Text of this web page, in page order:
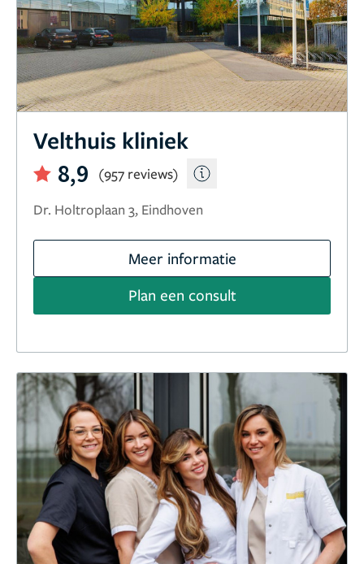
Velthuis kliniek
8,9
(957 reviews)
Dr. Holtroplaan 3, Eindhoven
Meer informatie
Plan een consult